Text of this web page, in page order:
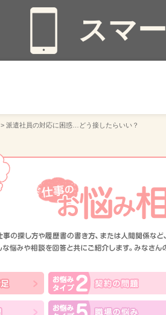
スマ
> 派遣社員の対応に困惑…どう接したらいい？